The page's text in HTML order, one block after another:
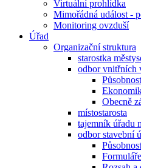
Virtuální prohlídka
Mimořádná událost -
Monitoring ovzduší
Úřad
Organizační struktura
starostka
odbor vnitřních
Obecně
místostarosta
tajemník úřadu
odbor stavební